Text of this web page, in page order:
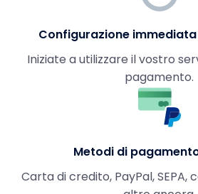
Configurazione immediata
Iniziate a utilizzare il vostro
pagamento.
Metodi di
Carta di credito, PayPal,